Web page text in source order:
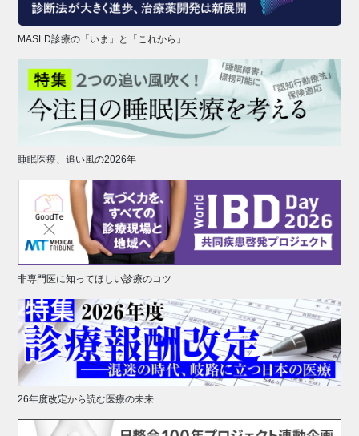
MASLD診療の「いま」と「これから」
睡眠医療、追い風の2026年
非専門医に知ってほしい診療のコツ
26年度改定から読む医療の未来